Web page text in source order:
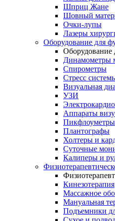
Шприц Жане
Шовный
Очки-лупы
Лазеры
Оборудование для
Оборудование
Динамометры
Спирометры
Стресс
Визуальная
УЗИ
Аппараты
Пикфлоуметры
Плантографы
Холтеры и
Суточные
Калиперы и
Кинезотерапия
Массажное
Мануальная
Подъемники